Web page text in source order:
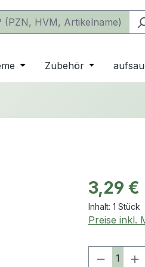
der Kategorie einfache
Öffne oder Schließe das
Zubehör Öffne oder
Regulärer
3,29 €
Inhalt: 1 Stück
Preise inkl.